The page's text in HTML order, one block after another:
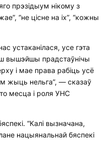
прэзідыум нікому з
“не цісне на іх”, “кожны
устаканілася, усе гэта
вышэйшы прадстаўнічы
і мае права рабіць усё
жыць нельга”, — сказаў
месца і роля УНС
“Калі вызначана,
нацыянальнай бяспекі